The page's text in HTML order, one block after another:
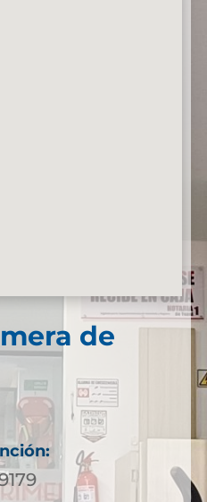
de